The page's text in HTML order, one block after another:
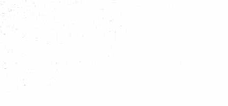
© 2026 Scouting Nederland.